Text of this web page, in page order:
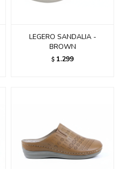
LEGERO SANDALIA -
BROWN
$ 1.299